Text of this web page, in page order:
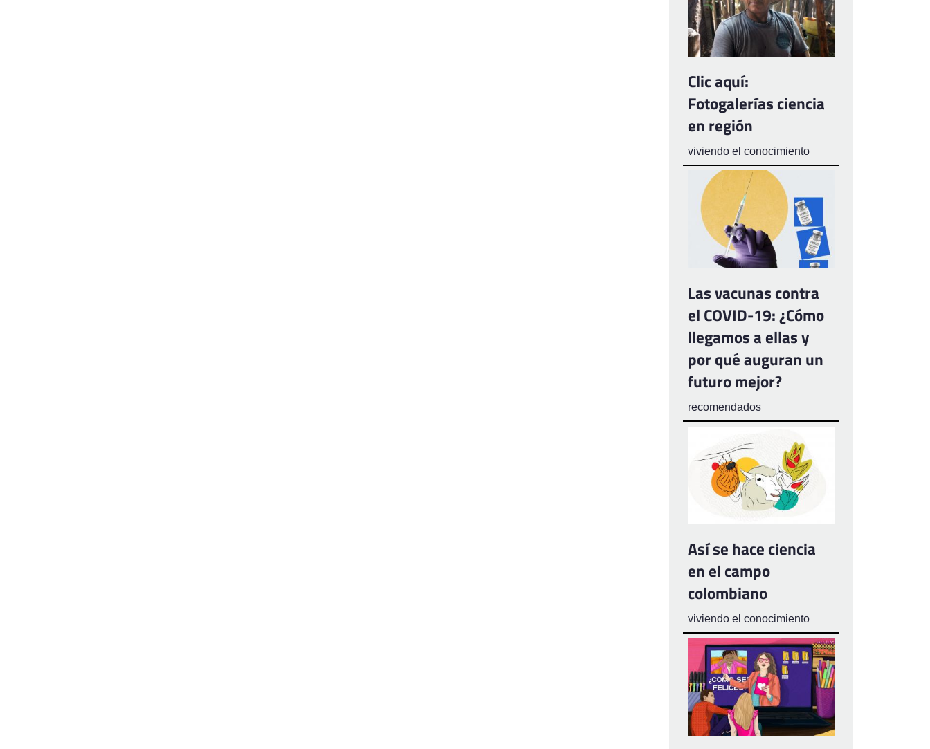
Clic aquí:
Fotogalerías ciencia
en región
viviendo el conocimiento
Las vacunas contra
el COVID-19: ¿Cómo
llegamos a ellas y
por qué auguran un
futuro mejor?
recomendados
Así se hace ciencia
en el campo
colombiano
viviendo el conocimiento